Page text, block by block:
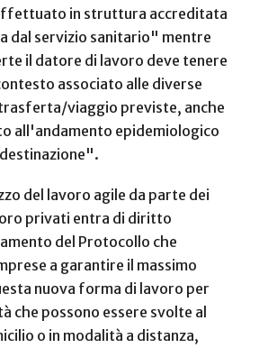
in struttura accreditata
dal servizio sanitario" mentre
il datore di lavoro deve tenere
associato alle diverse
viaggio previste, anche
all'andamento epidemiologico
del lavoro agile da parte dei
privati entra di diritto
del Protocollo che
a garantire il massimo
nuova forma di lavoro per
che possono essere svolte al
o in modalità a distanza,